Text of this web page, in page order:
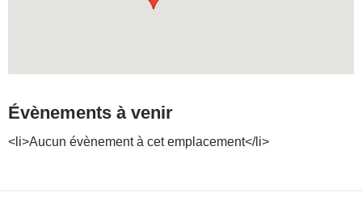
Évènements à venir
<li>Aucun évènement à cet emplacement</li>